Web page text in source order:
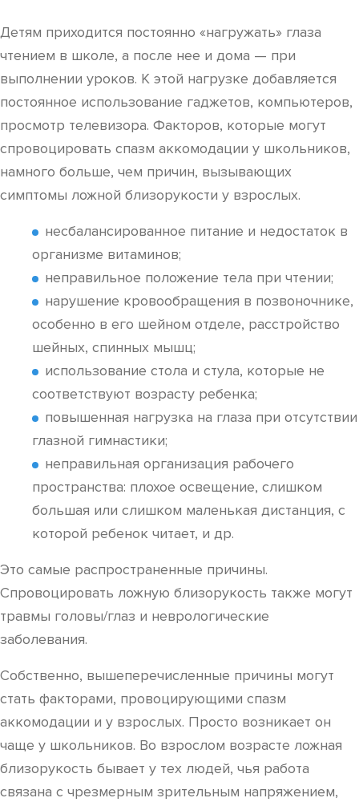
Детям приходится постоянно «нагружать» глаза
чтением в школе, а после нее и дома — при
выполнении уроков. К этой нагрузке добавляется
постоянное использование гаджетов, компьютеров,
просмотр телевизора. Факторов, которые могут
спровоцировать спазм аккомодации у школьников,
намного больше, чем причин, вызывающих
симптомы ложной близорукости у взрослых.
несбалансированное питание и недостаток в
организме витаминов;
неправильное положение тела при чтении;
нарушение кровообращения в позвоночнике,
особенно в его шейном отделе, расстройство
шейных, спинных мышц;
использование стола и стула, которые не
соответствуют возрасту ребенка;
повышенная нагрузка на глаза при отсутствии
глазной гимнастики;
неправильная организация рабочего
пространства: плохое освещение, слишком
большая или слишком маленькая дистанция, с
которой ребенок читает, и др.
Это самые распространенные причины.
Спровоцировать ложную близорукость также могут
травмы головы/глаз и неврологические
заболевания.
Собственно, вышеперечисленные причины могут
стать факторами, провоцирующими спазм
аккомодации и у взрослых. Просто возникает он
чаще у школьников. Во взрослом возрасте ложная
близорукость бывает у тех людей, чья работа
связана с чрезмерным зрительным напряжением,